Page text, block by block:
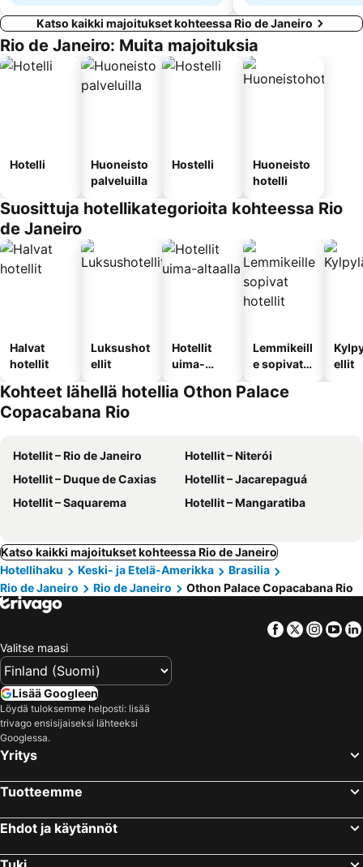
Katso kaikki majoitukset kohteessa Rio de Janeiro
Rio de Janeiro: Muita majoituksia
Hotelli
Huoneisto
palveluilla
Hostelli
Huoneisto
hotelli
Suosittuja hotellikategorioita kohteessa Rio
de Janeiro
Halvat
hotellit
Luksushot
ellit
Hotellit
uima-
Lemmikeill
e sopivat
ellit
Kohteet lähellä hotellia Othon Palace
Copacabana Rio
Hotellit – Rio de Janeiro
Hotellit – Niterói
Hotellit – Duque de Caxias
Hotellit – Jacarepaguá
Hotellit – Saquarema
Hotellit – Mangaratiba
Katso kaikki majoitukset kohteessa Rio de Janeiro
Hotellihaku
Keski- ja Etelä-Amerikka
Brasilia
Rio de Janeiro
Rio de Janeiro Othon Palace Copacabana Rio
Facebook
Twitter
Valitse maasi
Lisää Googleen
Löydä tuloksemme helposti: lisää
trivago ensisijaiseksi lähteeksi
Googlessa.
Yritys
Tuotteemme
Ehdot ja käytännöt